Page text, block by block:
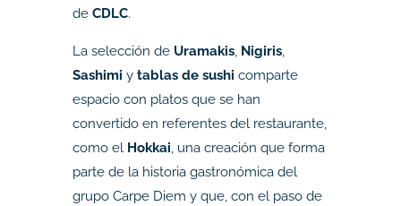
de CDLC.
La selección de Uramakis, Nigiris,
Sashimi y tablas de sushi comparte
espacio con platos que se han
convertido en referentes del restaurante,
como el Hokkai, una creación que forma
parte de la historia gastronómica del
grupo Carpe Diem y que, con el paso de